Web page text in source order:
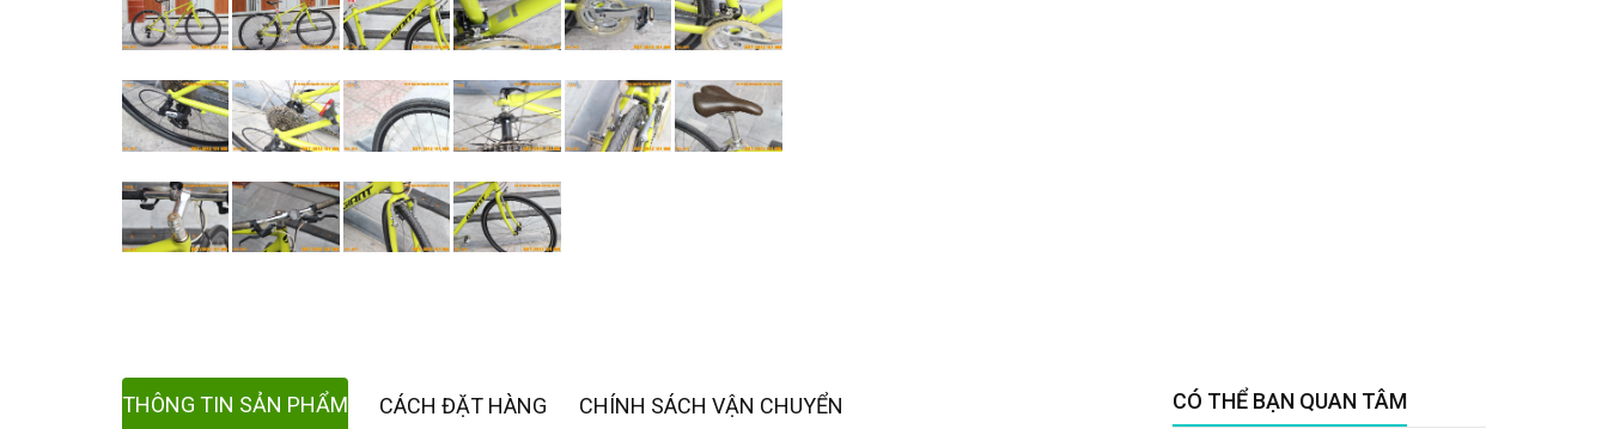
THÔNG TIN SẢN PHẨM CÁCH ĐẶT HÀNG CHÍNH SÁCH VẬN CHUYỂN CÓ THỂ BẠN QUAN TÂM